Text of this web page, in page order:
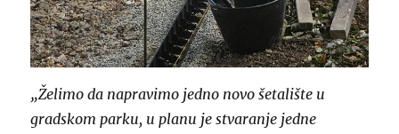
„Želimo da napravimo jedno novo šetalište u
gradskom parku, u planu je stvaranje jedne